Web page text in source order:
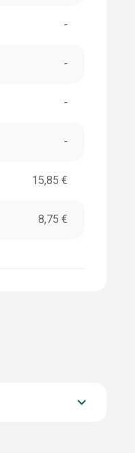
-
-
-
-
15,85 €
8,75 €
keyboard_arrow_down